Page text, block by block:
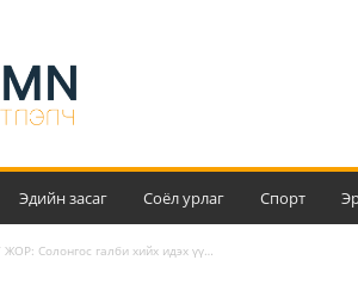
Эдийн засаг Соёл урлаг Спорт
Солонгос галби хийх идэх үү…